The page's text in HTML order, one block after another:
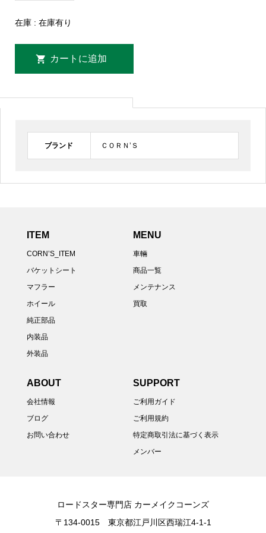
在庫 : 在庫有り
ブランド ＣＯＲＮ’Ｓ
ITEM
CORN’S_ITEM
バケットシート
マフラー
ホイール
純正部品
内装品
外装品
MENU
車輛
商品一覧
メンテナンス
買取
ABOUT
会社情報
ブログ
お問い合わせ
SUPPORT
ご利用ガイド
ご利用規約
特定商取引法に基づく表示
メンバー
ロードスター専門店 カーメイクコーンズ
〒134-0015 東京都江戸川区西瑞江4-1-1